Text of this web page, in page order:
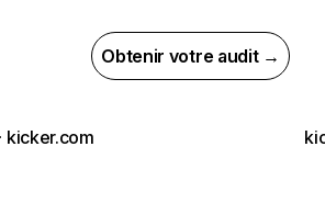
Obtenir votre audit →
kicker.com